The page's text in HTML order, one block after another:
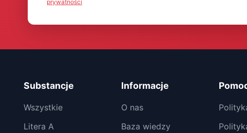
prywatności
Substancje
Wszystkie
Litera A
Informacje
O nas
Baza wiedzy